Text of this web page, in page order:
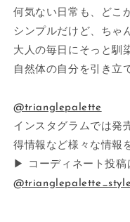
何気ない日常も、どこ
シンプルだけど、ちゃ
大人の毎日にそっと馴
自然体の自分を引き立
@trianglepalette
インスタグラムでは発
得情報など様々な情報
▶ コーディネート投稿
@trianglepalette_style